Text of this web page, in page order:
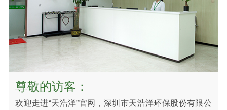
尊敬的访客：
欢迎走进“天浩洋”官网，深圳市天浩洋环保股份有限公